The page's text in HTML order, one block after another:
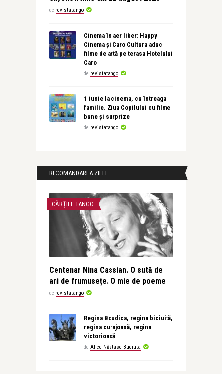
de revistatango
Cinema în aer liber: Happy
Cinema și Caro Cultura aduc
filme de artă pe terasa Hotelului
Caro
de revistatango
1 iunie la cinema, cu întreaga
familie. Ziua Copilului cu filme
bune și surprize
de revistatango
RECOMANDAREA ZILEI
CĂRȚILE TANGO
Centenar Nina Cassian. O sută de
ani de frumusețe. O mie de poeme
de revistatango
Regina Boudica, regina biciuită,
regina curajoasă, regina
victorioasă
de Alice Năstase Buciuta